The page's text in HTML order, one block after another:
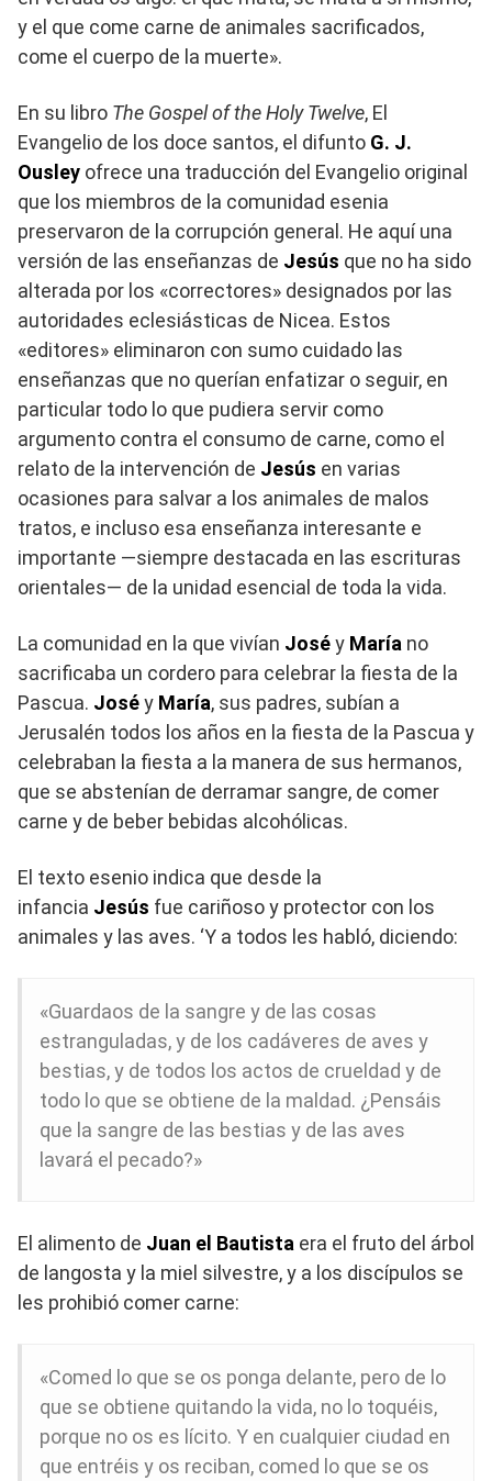
y el que come carne de animales sacrificados,
come el cuerpo de la muerte».
En su libro The Gospel of the Holy Twelve, El
Evangelio de los doce santos, el difunto G. J.
Ousley ofrece una traducción del Evangelio original
que los miembros de la comunidad esenia
preservaron de la corrupción general. He aquí una
versión de las enseñanzas de Jesús que no ha sido
alterada por los «correctores» designados por las
autoridades eclesiásticas de Nicea. Estos
«editores» eliminaron con sumo cuidado las
enseñanzas que no querían enfatizar o seguir, en
particular todo lo que pudiera servir como
argumento contra el consumo de carne, como el
relato de la intervención de Jesús en varias
ocasiones para salvar a los animales de malos
tratos, e incluso esa enseñanza interesante e
importante —siempre destacada en las escrituras
orientales— de la unidad esencial de toda la vida.
La comunidad en la que vivían Joséy María no
sacrificaba un cordero para celebrar la fiesta de la
Pascua. Joséy María, sus padres, subían a
Jerusalén todos los años en la fiesta de la Pascua y
celebraban la fiesta a la manera de sus hermanos,
que se abstenían de derramar sangre, de comer
carne y de beber bebidas alcohólicas.
El texto esenio indica que desde la
infancia Jesús fue cariñoso y protector con los
animales y las aves. ‘Y a todos les habló, diciendo:
«Guardaos de la sangre y de las cosas
estranguladas, y de los cadáveres de aves y
bestias, y de todos los actos de crueldad y de
todo lo que se obtiene de la maldad. ¿Pensáis
que la sangre de las bestias y de las aves
lavará el pecado?»
El alimento de Juan el Bautista era el fruto del árbol
de langosta y la miel silvestre, y a los discípulos se
les prohibió comer carne:
«Comed lo que se os ponga delante, pero de lo
que se obtiene quitando la vida, no lo toquéis,
porque no os es lícito. Y en cualquier ciudad en
que entréis y os reciban, comed lo que se os